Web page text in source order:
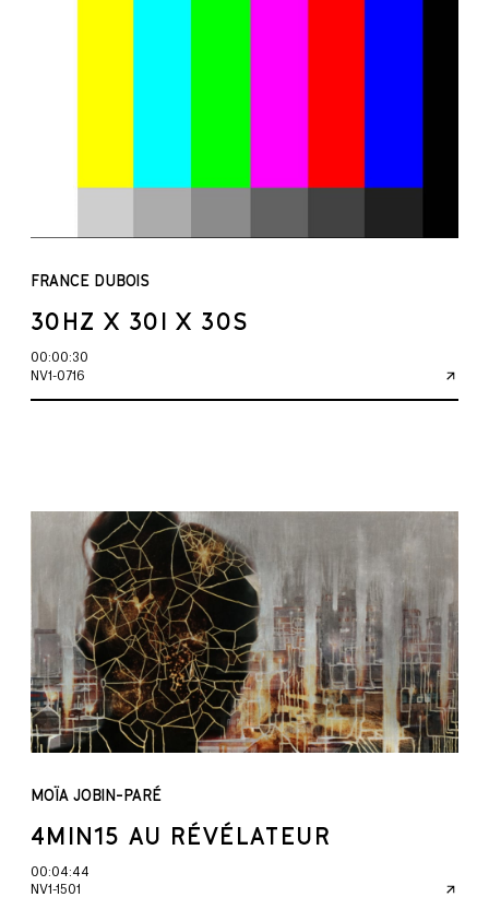
FRANCE DUBOIS
30HZ X 30I X 30S
00:00:30
NV1-0716
MOÏA JOBIN-PARÉ
4MIN15 AU RÉVÉLATEUR
00:04:44
NV1-1501